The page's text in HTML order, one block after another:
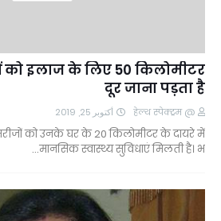
को इलाज के लिए 50 किलोमीटर
दूर जाना पड़ता है
@ हेल्थ स्पेक्ट्रम أكتوبر 25, 2019
को उनके घर के 20 किलोमीटर के दायरे में
मानसिक स्वास्थ्य सुविधाएं मिलती है। भ…